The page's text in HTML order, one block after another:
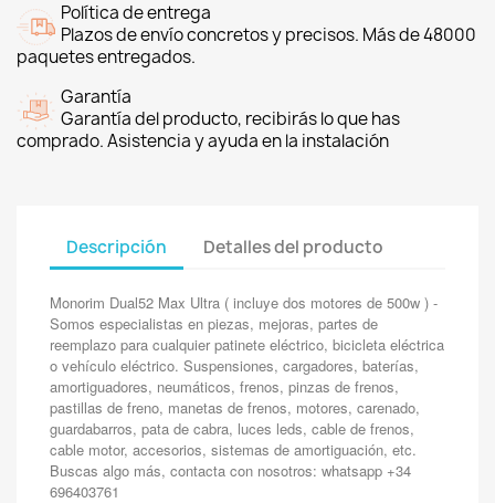
Política de entrega
Plazos de envío concretos y precisos. Más de 48000
paquetes entregados.
Garantía
Garantía del producto, recibirás lo que has
comprado. Asistencia y ayuda en la instalación
Descripción Detalles del producto
Monorim Dual52 Max Ultra ( incluye dos motores de 500w ) -
Somos especialistas en piezas, mejoras, partes de
reemplazo para cualquier patinete eléctrico, bicicleta eléctrica
o vehículo eléctrico. Suspensiones, cargadores, baterías,
amortiguadores, neumáticos, frenos, pinzas de frenos,
pastillas de freno, manetas de frenos, motores, carenado,
guardabarros, pata de cabra, luces leds, cable de frenos,
cable motor, accesorios, sistemas de amortiguación, etc.
Buscas algo más, contacta con nosotros: whatsapp +34
696403761